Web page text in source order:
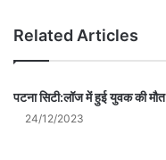
Related Articles
पटना सिटी:लॉज में हुई युवक की मौत
24/12/2023